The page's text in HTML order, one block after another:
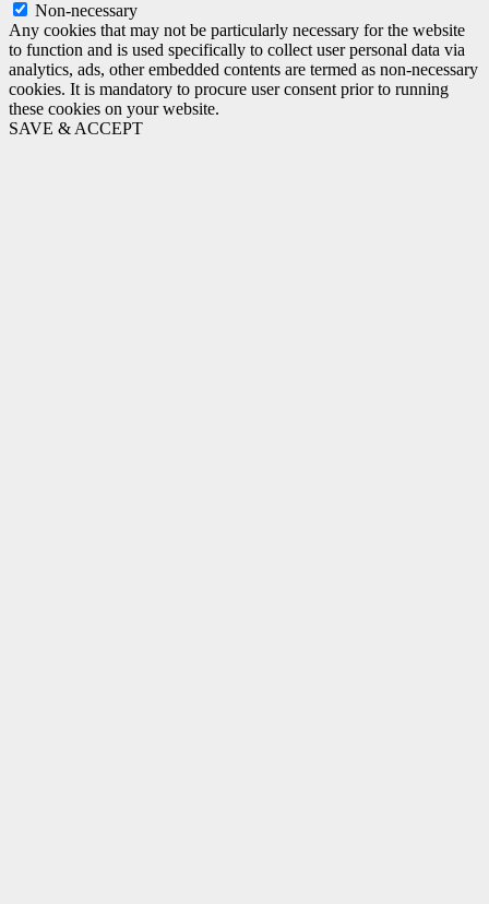
Non-necessary
Any cookies that may not be particularly necessary for the website
to function and is used specifically to collect user personal data via
analytics, ads, other embedded contents are termed as non-necessary
cookies. It is mandatory to procure user consent prior to running
these cookies on your website.
SAVE & ACCEPT